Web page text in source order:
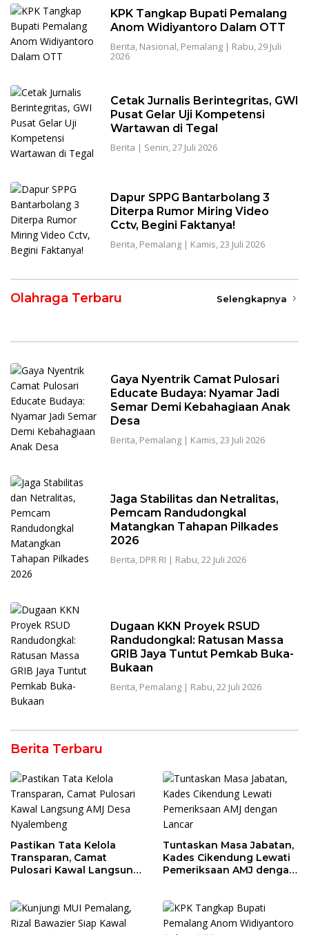
KPK Tangkap Bupati Pemalang
Anom Widiyantoro Dalam OTT
Berita, Nasional, Pemalang| Rabu, 29 Juli
2026
Cetak Jurnalis Berintegritas, GWI
Pusat Gelar Uji Kompetensi
Wartawan di Tegal
Berita | Senin, 27 Juli 2026
Dapur SPPG Bantarbolang 3
Diterpa Rumor Miring Video
Cctv, Begini Faktanya!
Berita, Pemalang| Kamis, 23 Juli 2026
Olahraga Terbaru Selengkapnya
Gaya Nyentrik Camat Pulosari
Educate Budaya: Nyamar Jadi
Semar Demi Kebahagiaan Anak
Desa
Berita, Pemalang| Kamis, 23 Juli 2026
Jaga Stabilitas dan Netralitas,
Pemcam Randudongkal
Matangkan Tahapan Pilkades
2026
Berita, DPR RI | Rabu, 22 Juli 2026
Dugaan KKN Proyek RSUD
Randudongkal: Ratusan Massa
GRIB Jaya Tuntut Pemkab Buka-
Bukaan
Berita, Pemalang| Rabu, 22 Juli 2026
Berita Terbaru
Pastikan Tata Kelola
Transparan, Camat
Pulosari Kawal Langsung
Tuntaskan Masa Jabatan,
Kades Cikendung Lewati
Pemeriksaan AMJ dengan